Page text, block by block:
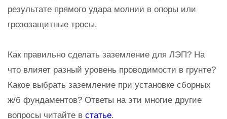
результате прямого удара молнии в опоры или
грозозащитные тросы.
Как правильно сделать заземление для ЛЭП? На
что влияет разный уровень проводимости в грунте?
Какое выбрать заземление при установке сборных
ж/б фундаментов? Ответы на эти многие другие
вопросы читайте в статье.